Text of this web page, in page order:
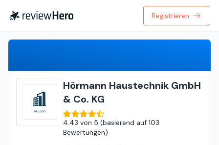
Registrieren
Hörmann Haustechnik GmbH
& Co. KG
4.43 von 5 (basierend auf 103
Bewertungen)